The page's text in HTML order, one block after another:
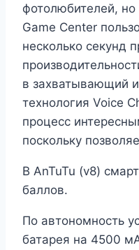
фотолюбителей,
Game Center
несколько секунд
в захватывающий
технология Voice
процесс
поскольку
В AnTuTu (v8)
баллов.
По автономность
батарея на 4500